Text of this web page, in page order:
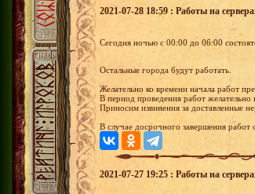
2021-07-28 18:59 : Работы на
Сегодня ночью с 00:00 до 06:00
Остальные города будут работать.
Желательно ко времени начала работ
В период проведения работ желательно
Приносим извинения за доставленные
В случае досрочного завершения работ
2021-07-27 19:25 : Работы на